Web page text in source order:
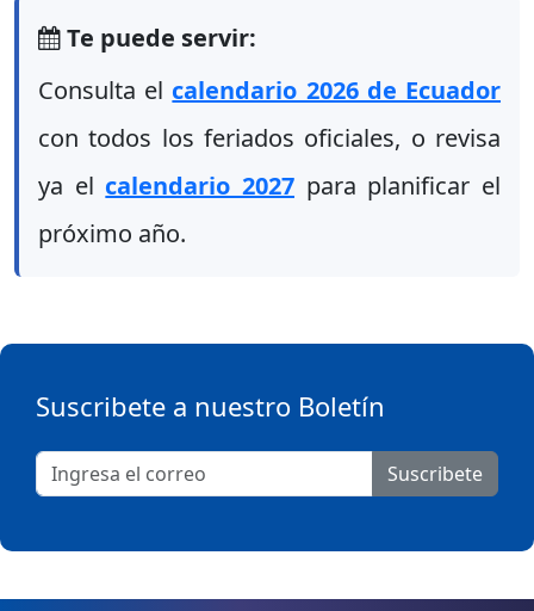
Te puede servir:
Consulta el calendario 2026 de Ecuador
con todos los feriados oficiales, o revisa
ya el calendario 2027 para planificar el
próximo año.
Suscribete a nuestro Boletín
Suscribete